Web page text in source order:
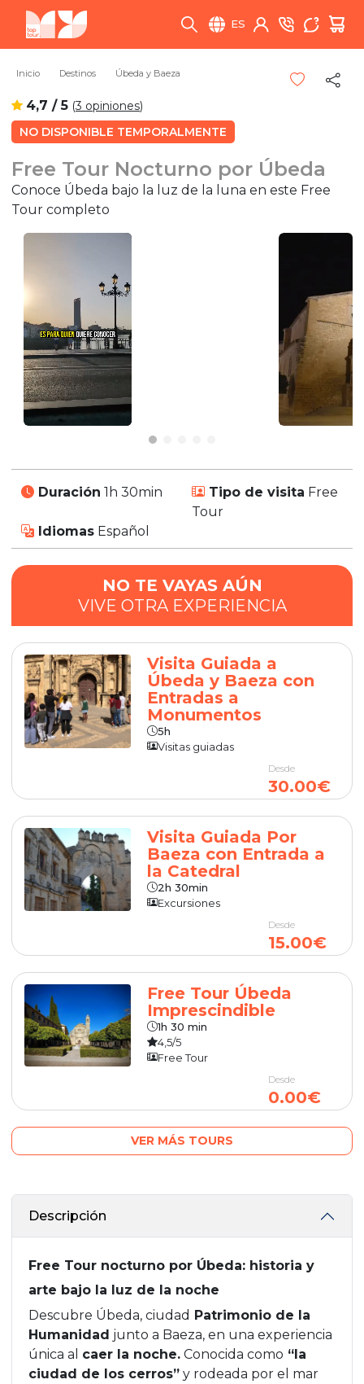
ES
Inicio Destinos Úbeda y Baeza
4,7 / 5 (3 opiniones)
NO DISPONIBLE TEMPORALMENTE
Free Tour Nocturno por Úbeda
Conoce Úbeda bajo la luz de la luna en este Free
Tour completo
Duración 1h 30min Tipo de visita Free
Tour
Idiomas Español
NO TE VAYAS AÚN
VIVE OTRA EXPERIENCIA
Visita Guiada a
Úbeda y Baeza con
Entradas a
Monumentos
5h
Visitas guiadas
Desde
30.00€
Visita Guiada Por
Baeza con Entrada a
la Catedral
2h 30min
Excursiones
Desde
15.00€
Free Tour Úbeda
Imprescindible
1h 30 min
4,5/5
Free Tour
Desde
0.00€
VER MÁS TOURS
Descripción
Free Tour nocturno por Úbeda: historia y
arte bajo la luz de la noche
Descubre Úbeda, ciudad Patrimonio de la
Humanidad junto a Baeza, en una experiencia
única al caer la noche. Conocida como “la
ciudad de los cerros” y rodeada por el mar